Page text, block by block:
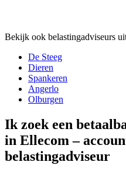
Bekijk ook belastingadviseurs
De Steeg
Dieren
Spankeren
Angerlo
Olburgen
Ik zoek een
in Ellecom –
belastingadviseur